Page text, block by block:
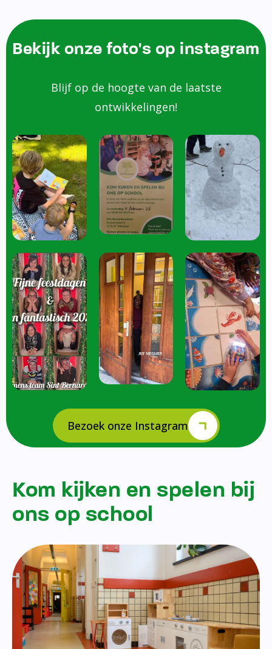
Bekijk onze foto's op instagram
Blijf op de hoogte van de laatste
ontwikkelingen!
Bezoek onze Instagram
Kom kijken en spelen bij
ons op school